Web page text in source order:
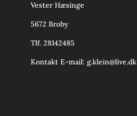
Vester Hæsinge
5672 Broby
Tlf. 28142485
Kontakt E-mail:g.klein@live.dk